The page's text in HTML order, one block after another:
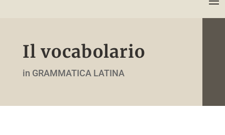
Il vocabolario
in GRAMMATICA LATINA